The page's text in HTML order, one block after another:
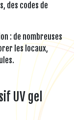
des codes de
: de nombreuses
les locaux,
UV gel